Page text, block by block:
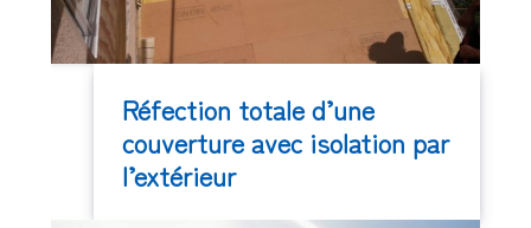
Réfection totale d’une
couverture avec isolation par
l’extérieur